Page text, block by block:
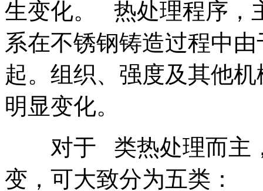
生变化。 热处理程序，
系在不锈钢铸造过程中
起。组织、强度及其他
明显变化。
对于 类热处理而主，
变，可大致分为五类：